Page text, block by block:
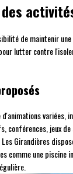
de maintenir
lutter contre
variées,
jeux de
Girandières
une piscine